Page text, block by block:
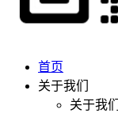
首页
关于我们
关于我们